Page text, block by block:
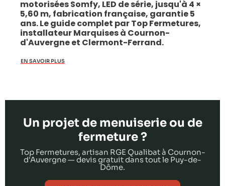
motorisées Somfy, LED de série, jusqu'à 4 ×
5,60 m, fabrication française, garantie 5
ans. Le guide complet par Top Fermetures,
installateur Marquises à Cournon-
d'Auvergne et Clermont-Ferrand.
EN SAVOIR PLUS
Un projet de menuiserie ou de
fermeture ?
Top Fermetures, artisan RGE Qualibat à Cournon-
d'Auvergne — devis gratuit dans tout le Puy-de-
Dôme.